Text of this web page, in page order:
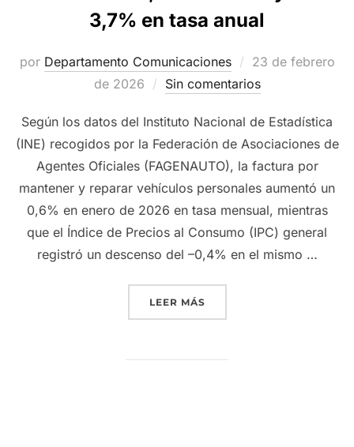
3,7% en tasa anual
por Departamento Comunicaciones
Publicado
el
23 de febrero
de 2026
Sin comentarios
Según los datos del Instituto Nacional de Estadística
(INE) recogidos por la Federación de Asociaciones de
Agentes Oficiales (FAGENAUTO), la factura por
mantener y reparar vehículos personales aumentó un
0,6% en enero de 2026 en tasa mensual, mientras
que el Índice de Precios al Consumo (IPC) general
registró un descenso del –0,4% en el mismo …
LEER MÁS«EL MANTENIMIENTO Y